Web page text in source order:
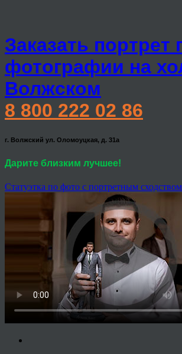
Заказать портрет
фотографии на
Волжском
8 800 222 02 86
г. Волжский ул. Оломоуцкая, д. 31а
Дарите близким лучшее!
Статуэтка по фото с портретным